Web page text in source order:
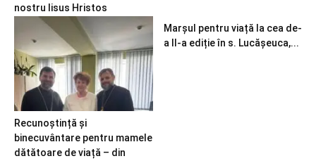
nostru Iisus Hristos
Recunoștință și
binecuvântare pentru mamele
dătătoare de viață – din
Marșul pentru viață la cea de-
a II-a ediție în s. Lucășeuca,...